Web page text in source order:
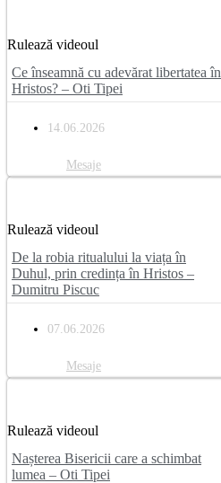
Rulează videoul
Ce înseamnă cu adevărat libertatea în
Hristos? – Oti Tipei
14.06.2026
Mesaje
Rulează videoul
De la robia ritualului la viața în
Duhul, prin credința în Hristos –
Dumitru Piscuc
07.06.2026
Mesaje
Rulează videoul
Nașterea Bisericii care a schimbat
lumea – Oti Tipei